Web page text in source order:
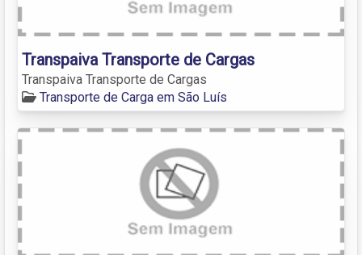
Transpaiva Transporte de Cargas
Transpaiva Transporte de Cargas
Transporte de Carga em São Luís